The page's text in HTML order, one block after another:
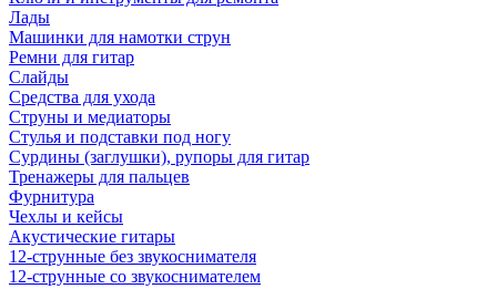
Лады
Машинки для намотки струн
Ремни для гитар
Слайды
Средства для ухода
Струны и медиаторы
Стулья и подставки под ногу
Сурдины (заглушки), рупоры для гитар
Тренажеры для пальцев
Фурнитура
Чехлы и кейсы
Акустические гитары
12-струнные без звукоснимателя
12-струнные со звукоснимателем